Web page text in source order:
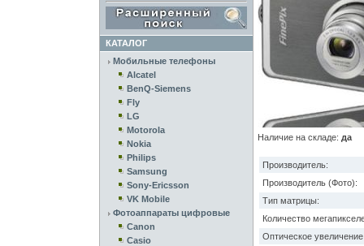
КАТАЛОГ
Мобильные телефоны
Alcatel
BenQ-Siemens
Fly
LG
Motorola
Nokia
Philips
Samsung
Sony-Ericsson
VK Mobile
Фотоаппараты цифровые
Canon
Casio
Наличие на складе: да
Производитель:
Производитель (Фото):
Тип матрицы:
Количество
Оптическое